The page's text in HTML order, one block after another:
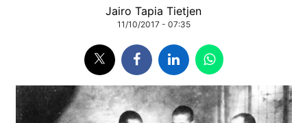
Jairo Tapia Tietjen
11/10/2017 - 07:35